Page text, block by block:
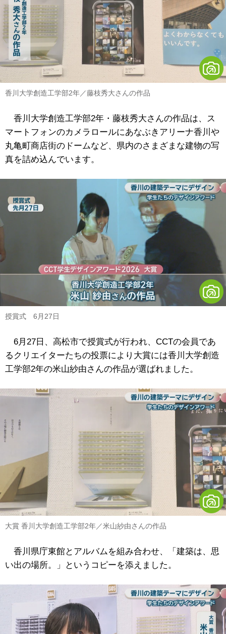
香川大学創造工学部2年／藤枝秀大さんの作品
香川大学創造工学部2年・藤枝秀大さんの作品は、ス
マートフォンのカメラロールにあなぶきアリーナ香川や
丸亀町商店街のドームなど、県内のさまざまな建物の写
真を詰め込んでいます。
授賞式 6月27日
6月27日、高松市で授賞式が行われ、CCTの会員であ
るクリエイターたちの投票により大賞には香川大学創造
工学部2年の米山紗由さんの作品が選ばれました。
大賞 香川大学創造工学部2年／米山紗由さんの作品
香川県庁東館とアルバムを組み合わせ、「建築は、思
い出の場所。」というコピーを添えました。